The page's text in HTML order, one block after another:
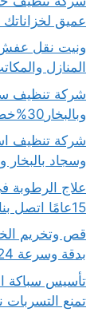
عميق لخزاناتك
المنازل
شركة تنظيف
وبالبخار30%خصم..افضل شركة غسيل ستائر
وسجاد بالبخار
15عامًا اتصل بنا الان
بدقة وسرعة 7/24 متاحين اتصل الان
تمنع التسربات